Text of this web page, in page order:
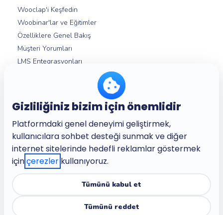
Gizliliğiniz bizim için önemlidir
Platformdaki genel deneyimi geliştirmek,
kullanıcılara sohbet desteği sunmak ve diğer
internet sitelerinde hedefli reklamlar göstermek
içinçerezler kullanıyoruz.
Tümünü kabul et
Tümünü reddet
Wooclap'i Keşfedin
Woobinar'lar ve Eğitimler
Özelliklere Genel Bakış
Müşteri Yorumları
LMS Entegrasyonları
Hakkımızda
Şirket
Kariyer
Şartlar ve Koşullar
Gizlilik Politikası
Çocuk Dostu Gizlilik Politikası
Güven Merkezi